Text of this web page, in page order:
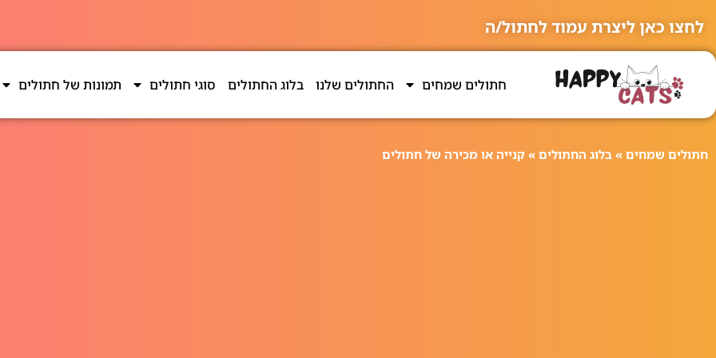
לחצו כאן ליצרת עמוד לחתול/ה
חתולים שמחים החתולים שלנו בלוג החתולים סוגי חתולים תמונות של חתולים
חתולים שמחים » בלוג החתולים » קנייה או מכירה של חתולים